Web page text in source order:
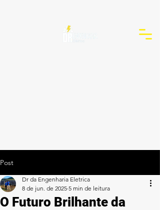
Post
O Futuro Brilhante da
Dr da Engenharia Eletrica
8 de jun. de 2025 5 min de leitura